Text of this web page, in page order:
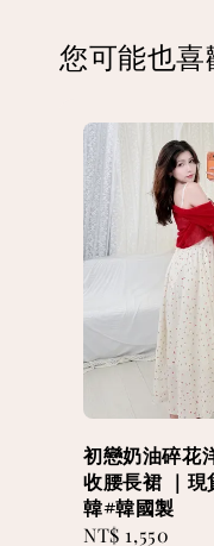
您可能也喜
初戀奶油碎花
收腰長裙 ｜
韓#韓國製
Regular
NT$ 1,550